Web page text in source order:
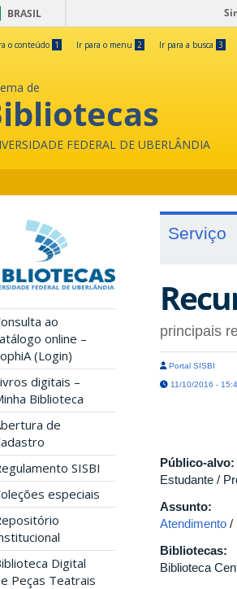
BRASIL
o conteúdo 1 Ir para o menu 2 Ir para a busca 3
de
FEDERAL DE UBERLÂNDIA
ao
online –
(Login)
digitais –
Biblioteca
de
SISBI
especiais
Digital
Peças Teatrais
Serviço
principais
Portal SISBI
11/10/2016 -
Público-alvo:
Estudante /
Assunto:
Atendimento /
Bibliotecas:
Biblioteca